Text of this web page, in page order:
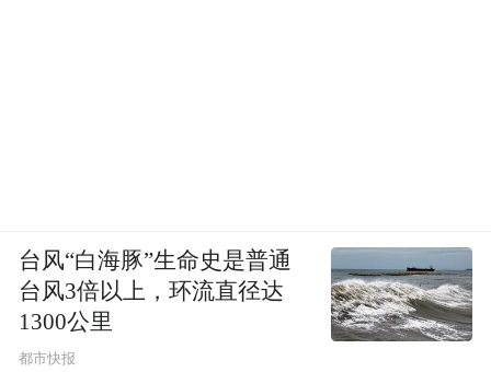
台风“白海豚”生命史是普通
台风3倍以上，环流直径达
1300公里
都市快报